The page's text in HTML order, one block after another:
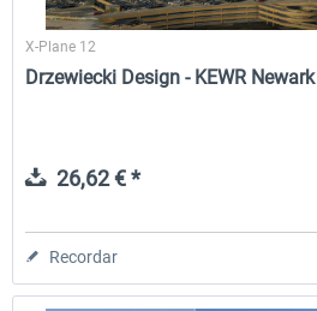
X-Plane 12
Drzewiecki Design - KEWR
26,62 € *
Recordar